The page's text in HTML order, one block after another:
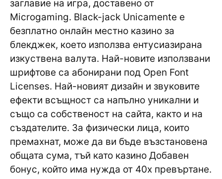
заглавие на игра, доставено от
Microgaming. Black-jack Unicamente е
безплатно онлайн местно казино за
блекджек, което използва ентусиазирана
изкуствена валута. Най-новите използвани
шрифтове са абонирани под Open Font
Licenses. Най-новият дизайн и звуковите
ефекти всъщност са напълно уникални и
също са собственост на сайта, както и на
създателите. За физически лица, които
премахнат, може да ви бъде възстановена
общата сума, тъй като казино Добавен
бонус, който има нужда от 40x превъртане.